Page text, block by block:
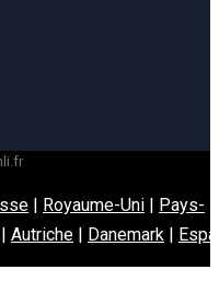
| Royaume-Uni | Pays-
| Autriche | Danemark |